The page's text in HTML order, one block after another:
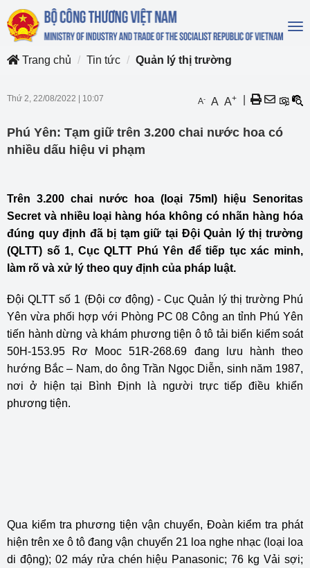
Trang chủ
Tin tức Quản lý thị trường
Thứ 2, 22/08/2022 10:07 A- A A+
Phú Yên: Tạm giữ trên 3.200 chai nước hoa có
nhiều dấu hiệu vi phạm
Trên 3.200 chai nước hoa (loại 75ml) hiệu Senoritas
Secret và nhiều loại hàng hóa không có nhãn hàng hóa
đúng quy định đã bị tạm giữ tại Đội Quản lý thị trường
(QLTT) số 1, Cục QLTT Phú Yên để tiếp tục xác minh,
làm rõ và xử lý theo quy định của pháp luật.
Đội QLTT số 1 (Đội cơ động) - Cục Quản lý thị trường Phú
Yên vừa phối hợp với Phòng PC 08 Công an tỉnh Phú Yên
tiến hành dừng và khám phương tiện ô tô tải biển kiểm soát
50H-153.95 Rơ Mooc 51R-268.69 đang lưu hành theo
hướng Bắc – Nam, do ông Trần Ngọc Diễn, sinh năm 1987,
nơi ở hiện tại Bình Định là người trực tiếp điều khiển
phương tiện.
Qua kiểm tra phương tiện vận chuyển, Đoàn kiểm tra phát
hiện trên xe ô tô đang vận chuyển 21 loa nghe nhạc (loại loa
di động); 02 máy rửa chén hiệu Panasonic; 76 kg Vải sợi;